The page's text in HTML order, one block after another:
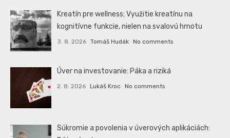
Kreatín pre wellness: Využitie kreatínu na
kognitívne funkcie, nielen na svalovú hmotu
3. 8. 2026 Tomáš Hudák No comments
Úver na investovanie: Páka a riziká
2. 8. 2026 Lukáš Kroc No comments
Súkromie a povolenia v úverových aplikáciách: